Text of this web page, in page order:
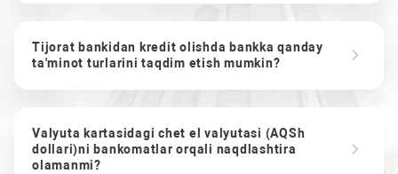
Tijorat bankidan kredit olishda bankka qanday
ta'minot turlarini taqdim etish mumkin?
Valyuta kartasidagi chet el valyutasi (AQSh
dollari)ni bankomatlar orqali naqdlashtira
olamanmi?